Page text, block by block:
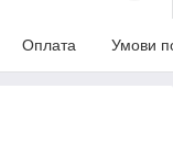
Оплата Умови